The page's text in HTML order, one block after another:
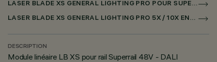
LASER BLADE XS GENERAL LIGHTING PRO POUR SUPERRAIL
LASER BLADE XS GENERAL LIGHTING PRO 5X / 10X ENCASTRÉ POUR SUPERRAIL DALI POWERLINE
DESCRIPTION
Module linéaire LB XS pour rail Superrail 48V - DALI